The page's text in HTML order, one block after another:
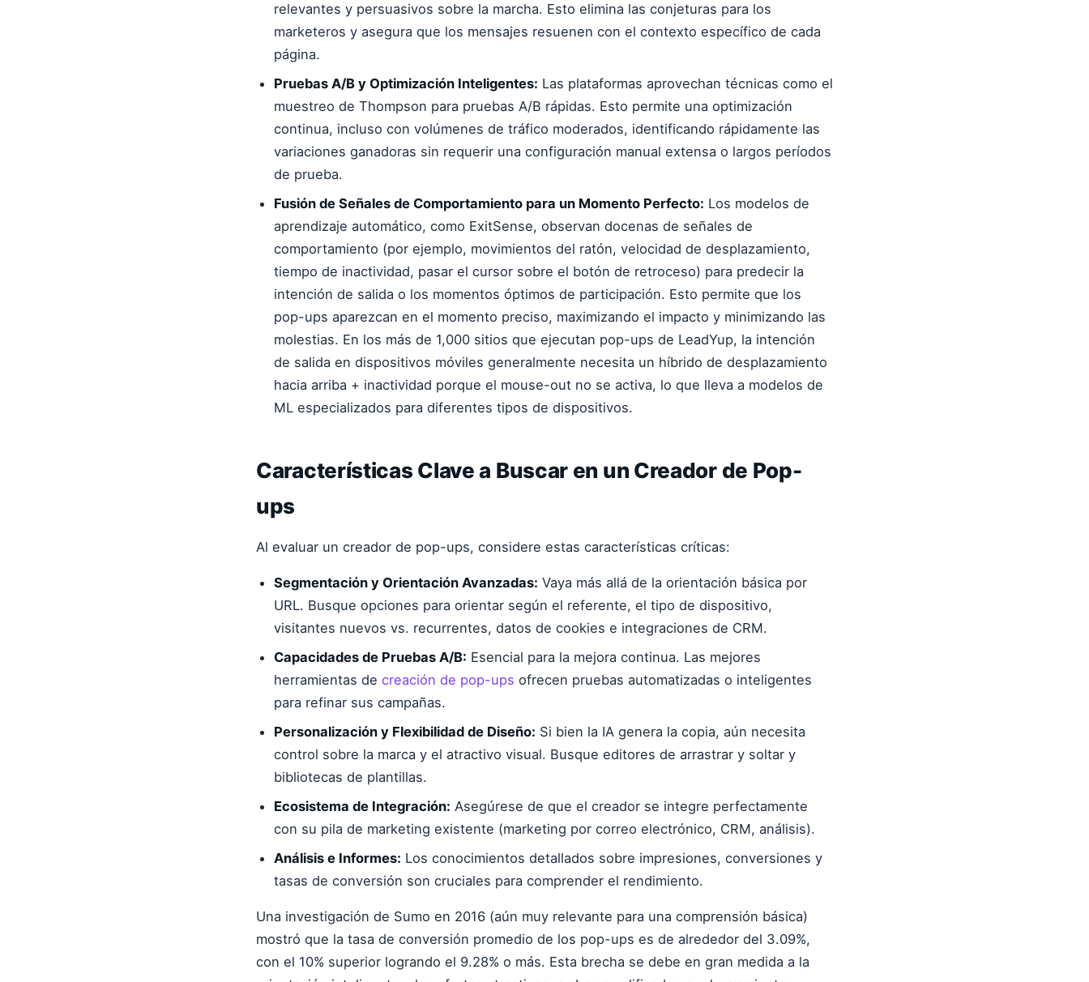
relevantes y persuasivos sobre la marcha. Esto elimina las conjeturas para los
marketeros y asegura que los mensajes resuenen con el contexto específico de cada
página.
Pruebas A/B y Optimización Inteligentes: Las plataformas aprovechan técnicas como el
muestreo de Thompson para pruebas A/B rápidas. Esto permite una optimización
continua, incluso con volúmenes de tráfico moderados, identificando rápidamente las
variaciones ganadoras sin requerir una configuración manual extensa o largos períodos
de prueba.
Fusión de Señales de Comportamiento para un Momento Perfecto: Los modelos de
aprendizaje automático, como ExitSense, observan docenas de señales de
comportamiento (por ejemplo, movimientos del ratón, velocidad de desplazamiento,
tiempo de inactividad, pasar el cursor sobre el botón de retroceso) para predecir la
intención de salida o los momentos óptimos de participación. Esto permite que los
pop-ups aparezcan en el momento preciso, maximizando el impacto y minimizando las
molestias. En los más de 1,000 sitios que ejecutan pop-ups de LeadYup, la intención
de salida en dispositivos móviles generalmente necesita un híbrido de desplazamiento
hacia arriba + inactividad porque el mouse-out no se activa, lo que lleva a modelos de
ML especializados para diferentes tipos de dispositivos.
Características Clave a Buscar en un Creador de Pop-
ups
Al evaluar un creador de pop-ups, considere estas características críticas:
Segmentación y Orientación Avanzadas: Vaya más allá de la orientación básica por
URL. Busque opciones para orientar según el referente, el tipo de dispositivo,
visitantes nuevos vs. recurrentes, datos de cookies e integraciones de CRM.
Capacidades de Pruebas A/B: Esencial para la mejora continua. Las mejores
herramientas de creación de pop-ups ofrecen pruebas automatizadas o inteligentes
para refinar sus campañas.
Personalización y Flexibilidad de Diseño: Si bien la IA genera la copia, aún necesita
control sobre la marca y el atractivo visual. Busque editores de arrastrar y soltar y
bibliotecas de plantillas.
Ecosistema de Integración: Asegúrese de que el creador se integre perfectamente
con su pila de marketing existente (marketing por correo electrónico, CRM, análisis).
Análisis e Informes: Los conocimientos detallados sobre impresiones, conversiones y
tasas de conversión son cruciales para comprender el rendimiento.
Una investigación de Sumo en 2016 (aún muy relevante para una comprensión básica)
mostró que la tasa de conversión promedio de los pop-ups es de alrededor del 3.09%,
con el 10% superior logrando el 9.28% o más. Esta brecha se debe en gran medida a la